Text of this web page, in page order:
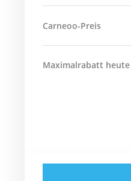
Carneoo-Preis
Maximalrabatt heute